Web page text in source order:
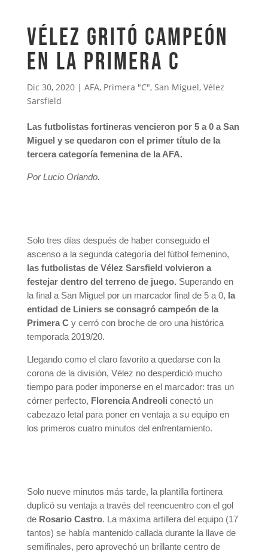
Vélez gritó campeón
en la Primera C
Dic 30, 2020| AFA, Primera "C", San Miguel, Vélez
Sarsfield
Las futbolistas fortineras vencieron por 5 a 0 a San
Miguel y se quedaron con el primer título de la
tercera categoría femenina de la AFA.
Por Lucio Orlando.
Solo tres días después de haber conseguido el
ascenso a la segunda categoría del fútbol femenino,
las futbolistas de Vélez Sarsfield volvieron a
festejar dentro del terreno de juego. Superando en
la final a San Miguel por un marcador final de 5 a 0, la
entidad de Liniers se consagró campeón de la
Primera C y cerró con broche de oro una histórica
temporada 2019/20.
Llegando como el claro favorito a quedarse con la
corona de la división, Vélez no desperdició mucho
tiempo para poder imponerse en el marcador: tras un
córner perfecto, Florencia Andreoli conectó un
cabezazo letal para poner en ventaja a su equipo en
los primeros cuatro minutos del enfrentamiento.
Solo nueve minutos más tarde, la plantilla fortinera
duplicó su ventaja a través del reencuentro con el gol
de Rosario Castro. La máxima artillera del equipo (17
tantos) se había mantenido callada durante la llave de
semifinales, pero aprovechó un brillante centro de